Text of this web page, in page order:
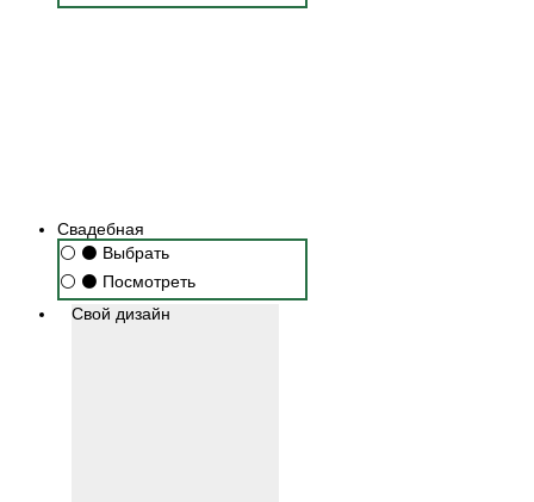
Свадебная
⚪ ⚫ Выбрать
⚪ ⚫ Посмотреть
Свой дизайн